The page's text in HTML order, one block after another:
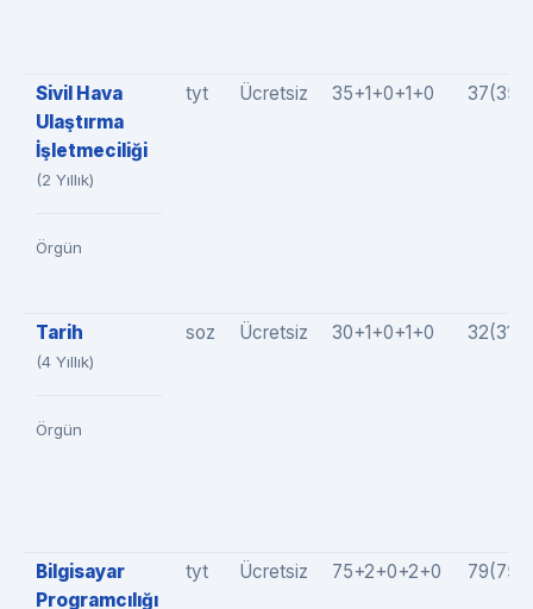
Sivil Hava
Ulaştırma
İşletmeciliği
(2 Yıllık)
Örgün
tyt Ücretsiz 35+1+0+1+0
Tarih
(4 Yıllık)
Örgün
soz Ücretsiz 30+1+0+1+0
Bilgisayar
Programcılığı
tyt Ücretsiz 75+2+0+2+0